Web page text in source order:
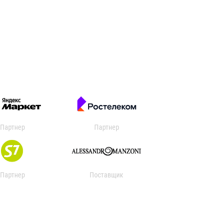
Партнер Партнер
Партнер Поставщик